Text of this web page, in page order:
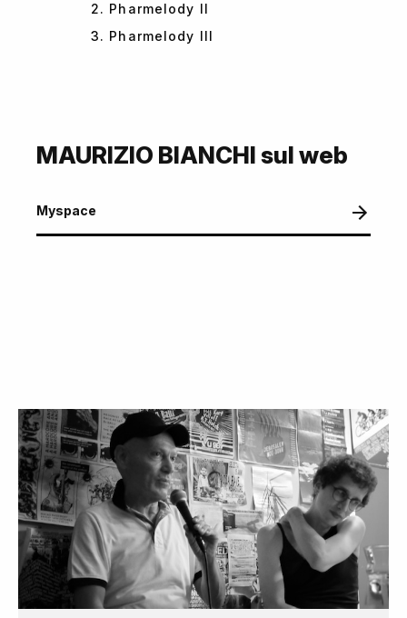
2. Pharmelody II
3. Pharmelody III
MAURIZIO BIANCHI sul web
Myspace